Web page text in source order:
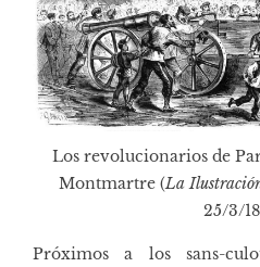
Los revolucionarios de
Montmartre (La
25/3/
Próximos a los sans-